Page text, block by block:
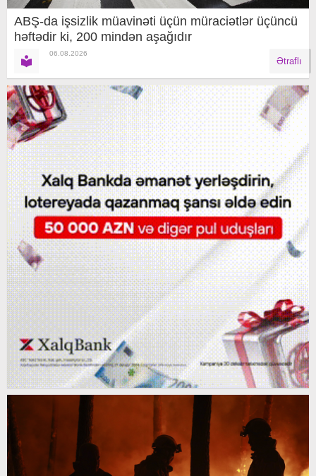
ABŞ-da işsizlik müavinəti üçün müraciətlər üçüncü
həftədir ki, 200 mindən aşağıdır
06.08.2026
Ətraflı